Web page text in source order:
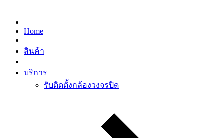
Home
สินค้า
บริการ
รับติดตั้งกล้องวงจรปิด